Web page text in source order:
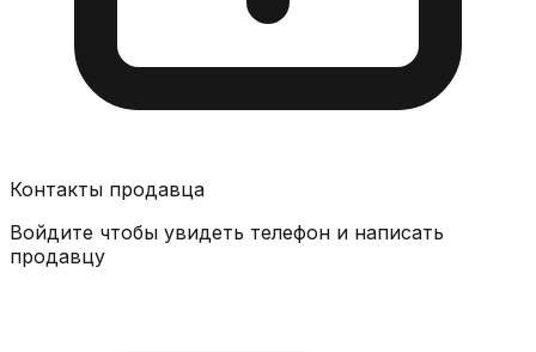
Контакты продавца
Войдите чтобы увидеть телефон и написать
продавцу